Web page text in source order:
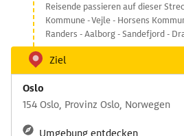
Reisende passieren auf dieser
Kommune - Vejle - Horsens
Randers - Aalborg - Sandefjord -
Ziel
Oslo
154 Oslo, Provinz Oslo, Norwegen
Umgebung entdecken